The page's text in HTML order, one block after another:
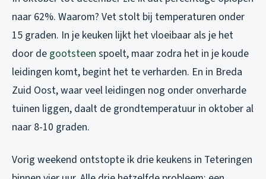
naar 62%. Waarom? Vet stolt bij temperaturen onder
15 graden. In je keuken lijkt het vloeibaar als je het
door de gootsteen spoelt, maar zodra het in je koude
leidingen komt, begint het te verharden. En in Breda
Zuid Oost, waar veel leidingen nog onder onverharde
tuinen liggen, daalt de grondtemperatuur in oktober al
naar 8-10 graden.
Vorig weekend ontstopte ik drie keukens in Teteringen